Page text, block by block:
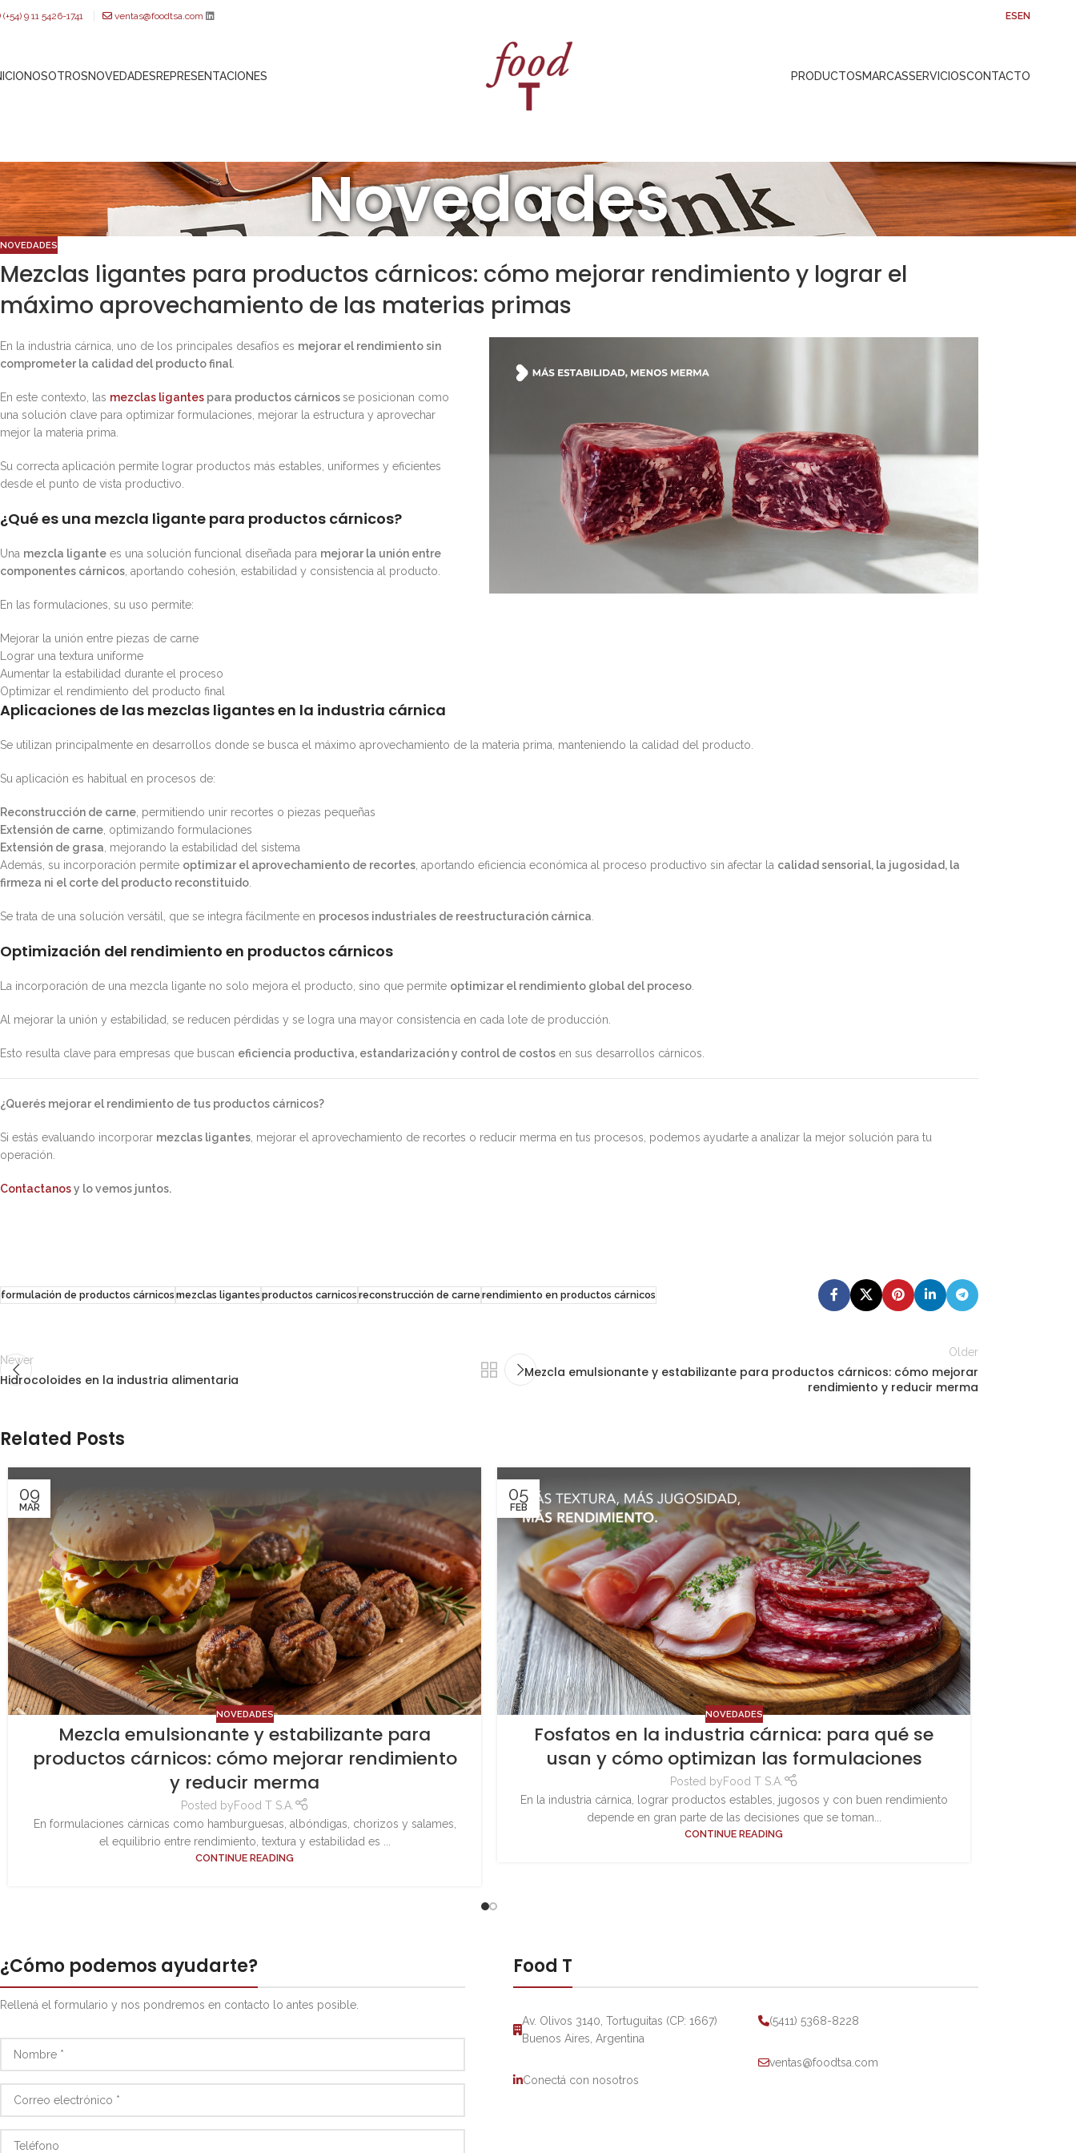
(+54) 9 11 5426-1741 ventas@foodtsa.com ES EN
NOSOTROSNOVEDADESREPRESENTACIONES PRODUCTOSMARCASSERVICIOSCONTACTO
Novedades
NOVEDADES
Mezclas ligantes para productos cárnicos: cómo mejorar rendimiento y lograr el
máximo aprovechamiento de las materias primas
ABR
En la industria cárnica, uno de los principales desafíos es mejorar el rendimiento sin
comprometer la calidad del producto final.
En este contexto, las mezclas ligantes para productos cárnicosse posicionan como
una solución clave para optimizar formulaciones, mejorar la estructura y aprovechar
mejor la materia prima.
Su correcta aplicación permite lograr productos más estables, uniformes y eficientes
desde el punto de vista productivo.
¿Qué es una mezcla ligante para productos cárnicos?
Una mezcla ligante es una solución funcional diseñada para mejorar la unión entre
componentes cárnicos, aportando cohesión, estabilidad y consistencia al producto.
En las formulaciones, su uso permite:
Mejorar la unión entre piezas de carne
Lograr una textura uniforme
Aumentar la estabilidad durante el proceso
Optimizar el rendimiento del producto final
Aplicaciones de las mezclas ligantes en la industria cárnica
Se utilizan principalmente en desarrollos donde se busca el máximo aprovechamiento de la materia prima, manteniendo la calidad del producto.
Su aplicación es habitual en procesos de:
Reconstrucción de carne, permitiendo unir recortes o piezas pequeñas
Extensión de carne, optimizando formulaciones
Extensión de grasa, mejorando la estabilidad del sistema
Además, su incorporación permite optimizar el aprovechamiento de recortes, aportando eficiencia económica al proceso productivo sin afectar la calidad sensorial, la jugosidad, la
firmeza ni el corte del producto reconstituido.
Se trata de una solución versátil, que se integra fácilmente en procesos industriales de reestructuración cárnica.
Optimización del rendimiento en productos cárnicos
La incorporación de una mezcla ligante no solo mejora el producto, sino que permite optimizar el rendimiento global del proceso.
Al mejorar la unión y estabilidad, se reducen pérdidas y se logra una mayor consistencia en cada lote de producción.
Esto resulta clave para empresas que buscan eficiencia productiva, estandarización y control de costos en sus desarrollos cárnicos.
¿Querés mejorar el rendimiento de tus productos cárnicos?
Si estás evaluando incorporar mezclas ligantes, mejorar el aprovechamiento de recortes o reducir merma en tus procesos, podemos ayudarte a analizar la mejor solución para tu
operación.
Contactanosy lo vemos juntos.
formulación de productos cárnicos mezclas ligantes productos carnicos reconstrucción de carne rendimiento en productos cárnicos
Newer
Hidrocoloides en la industria alimentaria
Older
Mezcla emulsionante y estabilizante para productos cárnicos: cómo mejorar
rendimiento y reducir merma
Related Posts
09
MAR
NOVEDADES
Mezcla emulsionante y estabilizante para
productos cárnicos: cómo mejorar rendimiento
y reducir merma
Posted byFood T S.A.
En formulaciones cárnicas como hamburguesas, albóndigas, chorizos y salames,
el equilibrio entre rendimiento, textura y estabilidad es ...
CONTINUE READING
05
FEB
NOVEDADES
Fosfatos en la industria cárnica: para qué se
usan y cómo optimizan las formulaciones
Posted byFood T S.A.
En la industria cárnica, lograr productos estables, jugosos y con buen rendimiento
depende en gran parte de las decisiones que se toman...
CONTINUE READING
¿Cómo podemos ayudarte?
Rellená el formulario y nos pondremos en contacto lo antes posible.
Food T
Av. Olivos 3140, Tortuguitas (CP: 1667)
Buenos Aires, Argentina
Conectá con nosotros
(5411) 5368-8228
ventas@foodtsa.com